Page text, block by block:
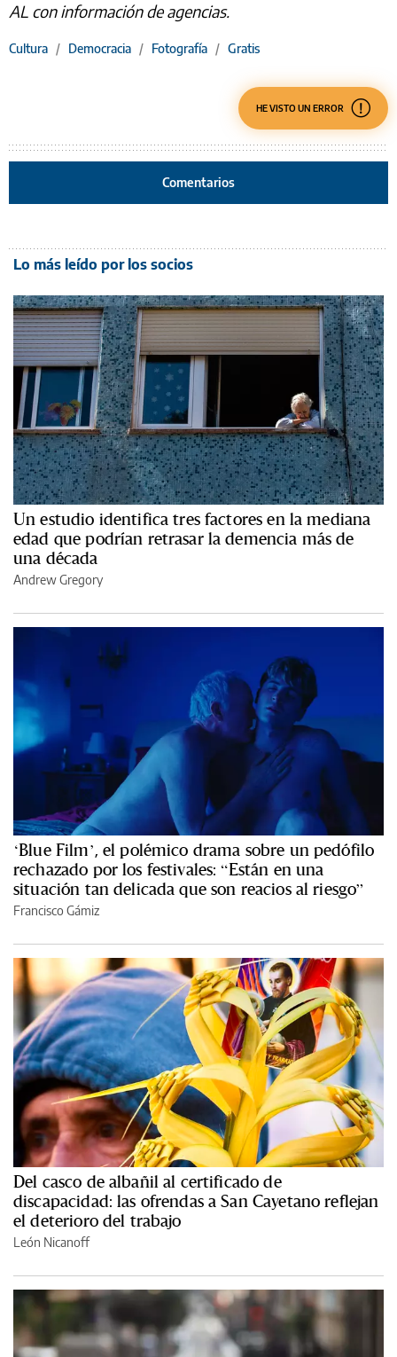
AL con información de agencias.
Cultura / Democracia / Fotografía / Gratis
HE VISTO UN ERROR
Comentarios
Lo más leído por los socios
Un estudio identifica tres factores en la mediana
edad que podrían retrasar la demencia más de
una década
Andrew Gregory
‘Blue Film’, el polémico drama sobre un pedófilo
rechazado por los festivales: “Están en una
situación tan delicada que son reacios al riesgo”
Francisco Gámiz
Del casco de albañil al certificado de
discapacidad: las ofrendas a San Cayetano reflejan
el deterioro del trabajo
León Nicanoff